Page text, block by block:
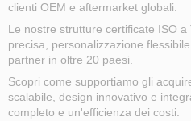
clienti OEM e aftermarket globali.
Le nostre strutture certificate ISO
precisa, personalizzazione
partner in oltre 20 paesi.
Scopri come supportiamo gli
scalabile, design innovativo e
completo e un'efficienza dei costi.